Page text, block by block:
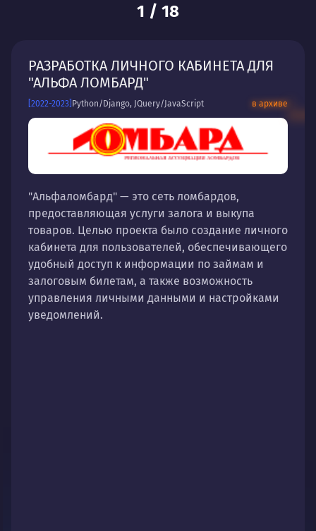
1 / 18
РАЗРАБОТКА ЛИЧНОГО КАБИНЕТА ДЛЯ
"АЛЬФА ЛОМБАРД"
[2022-2023] Python/Django, JQuery/JavaScript в архиве
"Альфаломбард" — это сеть ломбардов,
предоставляющая услуги залога и выкупа
товаров. Целью проекта было создание личного
кабинета для пользователей, обеспечивающего
удобный доступ к информации по займам и
залоговым билетам, а также возможность
управления личными данными и настройками
уведомлений.